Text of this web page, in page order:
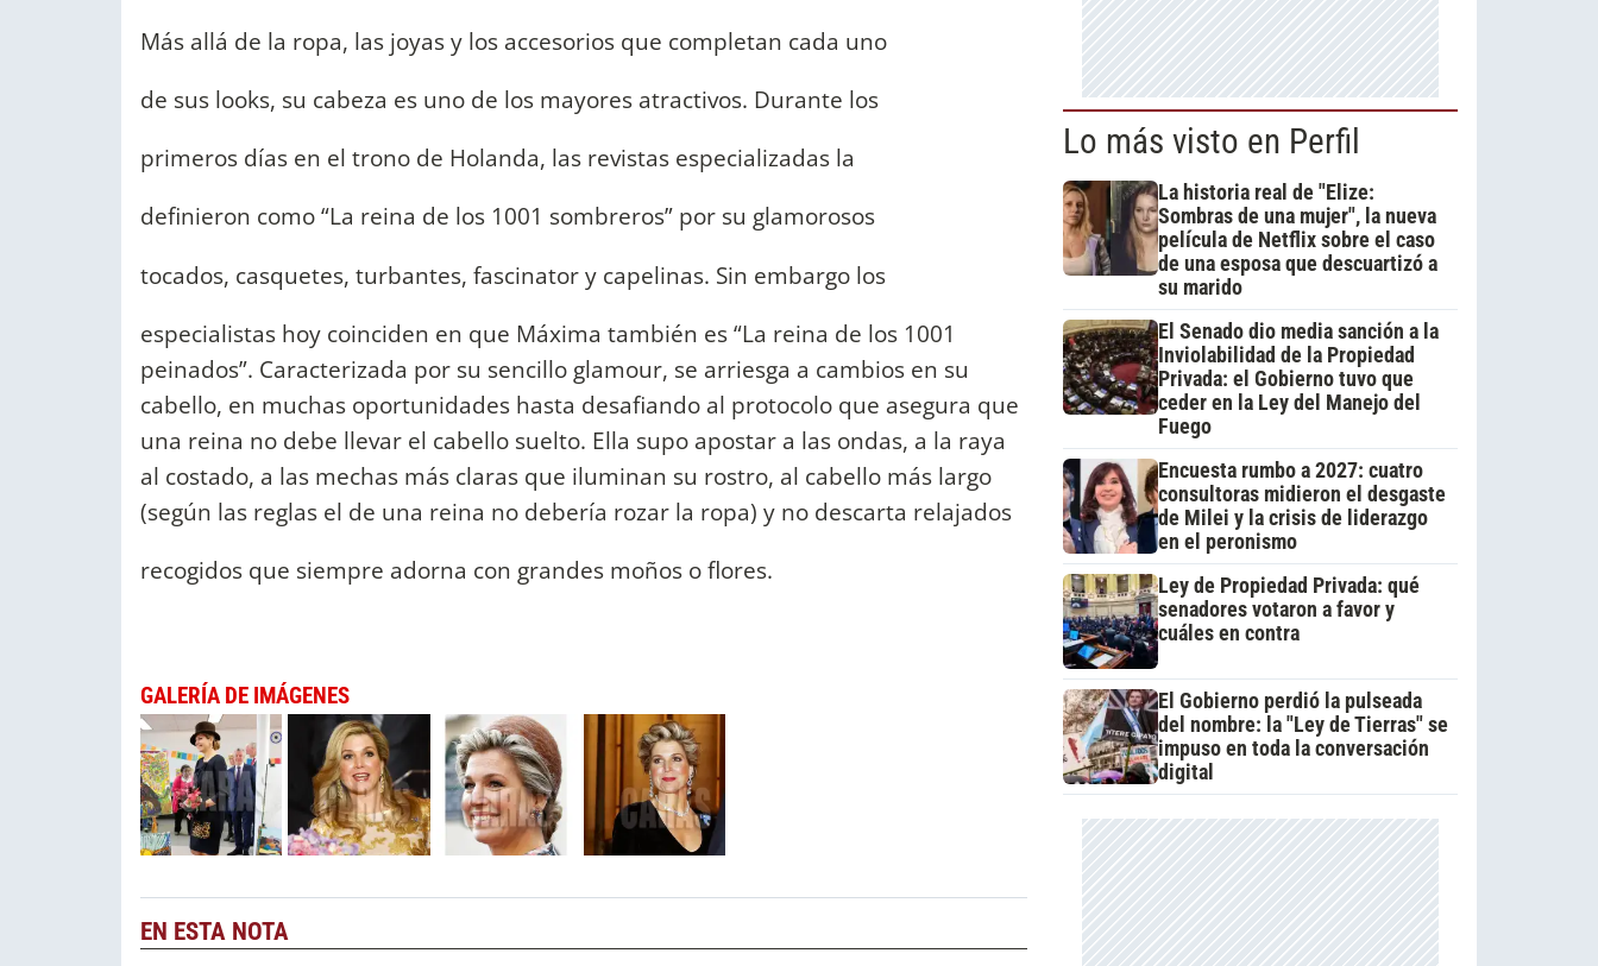
Más allá de la ropa, las joyas y los accesorios que completan cada uno
de sus looks, su cabeza es uno de los mayores atractivos. Durante los
primeros días en el trono de Holanda, las revistas especializadas la
definieron como “La reina de los 1001 sombreros” por su glamorosos
tocados, casquetes, turbantes, fascinator y capelinas. Sin embargo los
especialistas hoy coinciden en que Máxima también es “La reina de los 1001
peinados”. Caracterizada por su sencillo glamour, se arriesga a cambios en su
cabello, en muchas oportunidades hasta desafiando al protocolo que asegura que
una reina no debe llevar el cabello suelto. Ella supo apostar a las ondas, a la raya
al costado, a las mechas más claras que iluminan su rostro, al cabello más largo
(según las reglas el de una reina no debería rozar la ropa) y no descarta relajados
recogidos que siempre adorna con grandes moños o flores.
GALERÍA DE IMÁGENES
EN ESTA NOTA
Lo más visto en Perfil
La historia real de "Elize:
Sombras de una mujer", la nueva
película de Netflix sobre el caso
de una esposa que descuartizó a
su marido
El Senado dio media sanción a la
Inviolabilidad de la Propiedad
Privada: el Gobierno tuvo que
ceder en la Ley del Manejo del
Fuego
Encuesta rumbo a 2027: cuatro
consultoras midieron el desgaste
de Milei y la crisis de liderazgo
en el peronismo
Ley de Propiedad Privada: qué
senadores votaron a favor y
cuáles en contra
El Gobierno perdió la pulseada
del nombre: la "Ley de Tierras" se
impuso en toda la conversación
digital